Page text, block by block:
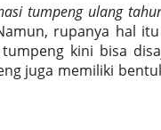
tumpeng ulang
rupanya hal
kini bisa
juga memiliki